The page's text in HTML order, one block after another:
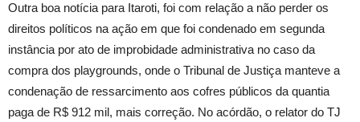
Outra boa notícia para Itaroti, foi com relação a não perder os
direitos políticos na ação em que foi condenado em segunda
instância por ato de improbidade administrativa no caso da
compra dos playgrounds, onde o Tribunal de Justiça manteve a
condenação de ressarcimento aos cofres públicos da quantia
paga de R$ 912 mil, mais correção. No acórdão, o relator do TJ